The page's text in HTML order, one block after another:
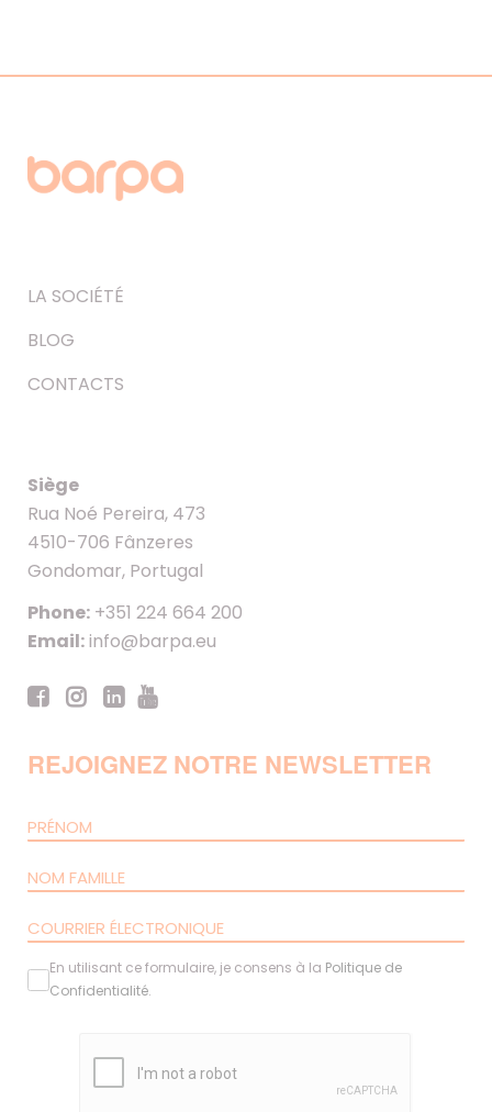
LA SOCIÉTÉ
BLOG
CONTACTS
Siège
Rua Noé Pereira, 473
4510-706 Fânzeres
Gondomar, Portugal
Phone: +351 224 664 200
Email:info@barpa.eu
REJOIGNEZ NOTRE NEWSLETTER
En utilisant ce formulaire, je consens à la Politique de
Confidentialité.